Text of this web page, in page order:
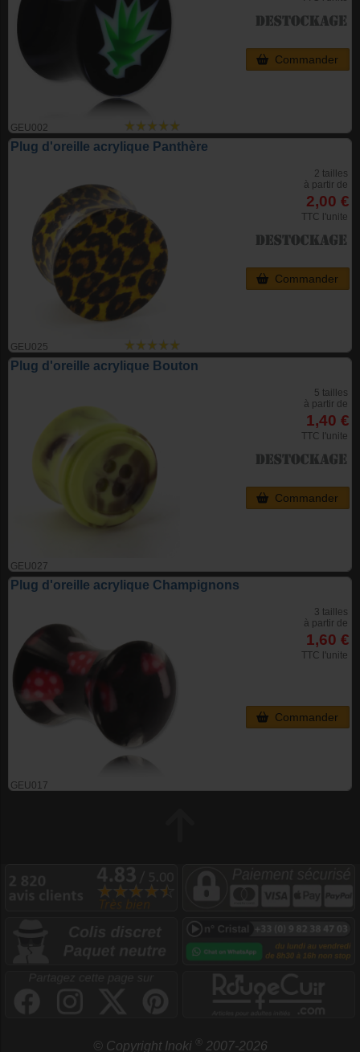
GEU002
Commander
Plug d'oreille acrylique Panthère
GEU025
2 tailles
à partir de
2,00 €
TTC l'unite
Commander
Plug d'oreille acrylique Bouton
GEU027
5 tailles
à partir de
1,40 €
TTC l'unite
Commander
Plug d'oreille acrylique Champignons
GEU017
3 tailles
à partir de
1,60 €
TTC l'unite
Commander
© Copyright Inoki ® 2007-2026